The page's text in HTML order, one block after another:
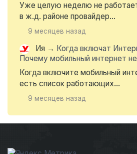
Уже целую неделю не
в ж.д. районе провайдер...
9 месяцев назад
Ия → Когда включат
Почему мобильный интернет
Когда включите мобильный
есть список работающих...
9 месяцев назад